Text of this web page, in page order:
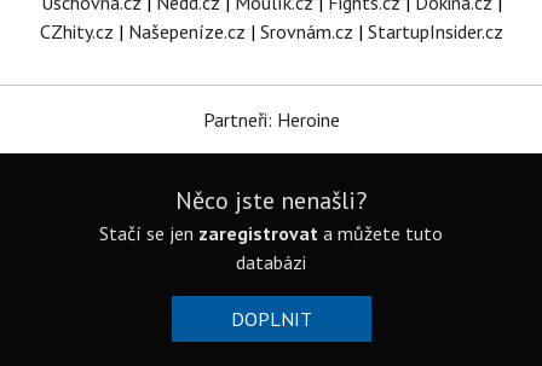
CZhity.cz | Našepeníze.cz | Srovnám.cz | StartupInsider.cz
Partneři: Heroine
Něco jste nenašli?
Stačí se jen zaregistrovat a můžete tuto
databázi
DOPLNIT